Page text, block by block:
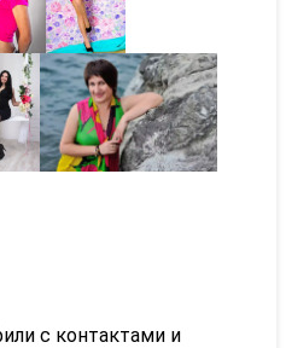
с контактами и